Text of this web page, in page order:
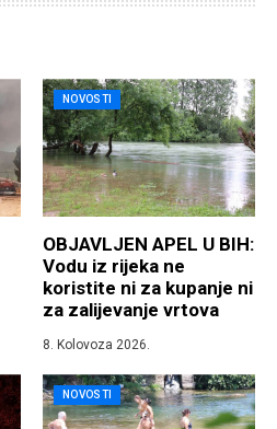
NOVOSTI
OBJAVLJEN APEL U BIH:
Vodu iz rijeka ne
koristite ni za kupanje ni
za zalijevanje vrtova
8. Kolovoza 2026.
NOVOSTI